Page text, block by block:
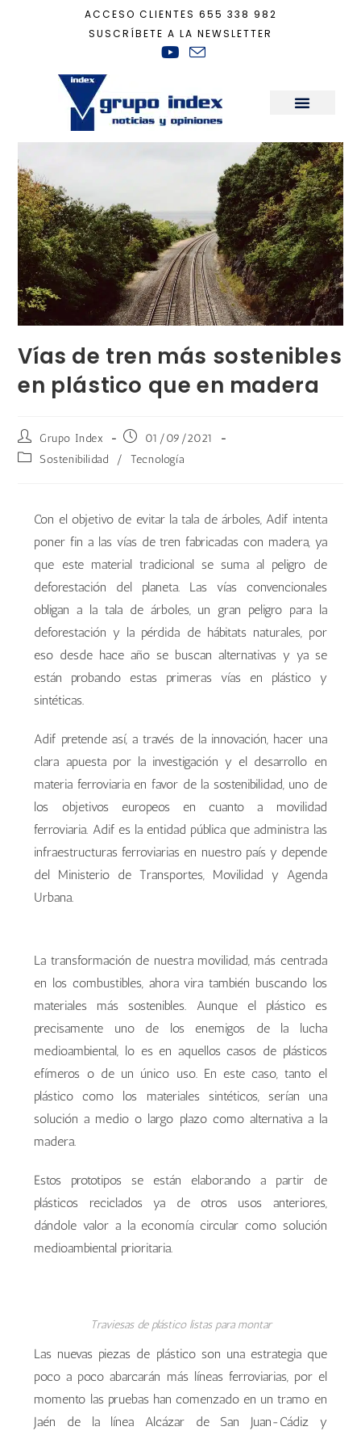
ACCESO CLIENTES 655 338 982
SUSCRÍBETE A LA NEWSLETTER
Sostenibilidad
Vías de tren más sostenibles
en plástico que en madera
Grupo Index
01/09/2021
Sostenibilidad
/ Tecnología
Con el objetivo de evitar la tala de árboles, Adif intenta
poner fin a las vías de tren fabricadas con madera, ya
que este material tradicional se suma al peligro de
deforestación del planeta. Las vías convencionales
obligan a la tala de árboles, un gran peligro para la
deforestación y la pérdida de hábitats naturales, por
eso desde hace año se buscan alternativas y ya se
están probando estas primeras vías en plástico y
sintéticas.
Adif pretende así, a través de la innovación, hacer una
clara apuesta por la investigación y el desarrollo en
materia ferroviaria en favor de la sostenibilidad, uno de
los objetivos europeos en cuanto a movilidad
ferroviaria. Adif es la entidad pública que administra las
infraestructuras ferroviarias en nuestro país y depende
del Ministerio de Transportes, Movilidad y Agenda
Urbana.
La transformación de nuestra movilidad, más centrada
en los combustibles, ahora vira también buscando los
materiales más sostenibles. Aunque el plástico es
precisamente uno de los enemigos de la lucha
medioambiental, lo es en aquellos casos de plásticos
efímeros o de un único uso. En este caso, tanto el
plástico como los materiales sintéticos, serían una
solución a medio o largo plazo como alternativa a la
madera.
Estos prototipos se están elaborando a partir de
plásticos reciclados ya de otros usos anteriores,
dándole valor a la economía circular como solución
medioambiental prioritaria.
Traviesas de plástico listas para montar
Las nuevas piezas de plástico son una estrategia que
poco a poco abarcarán más líneas ferroviarias, por el
momento las pruebas han comenzado en un tramo en
Jaén de la línea Alcázar de San Juan-Cádiz y